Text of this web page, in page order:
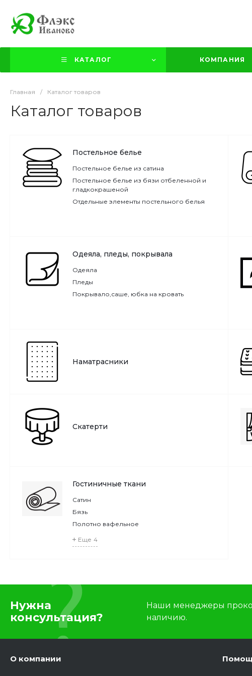
КАТАЛОГ КОМПАНИЯ
Главная / Каталог товаров
Каталог товаров
Постельное белье
Постельное белье из сатина
Постельное белье из бязи отбеленной и
гладкокрашеной
Отдельные элементы постельного белья
Одеяла, пледы, покрывала
Одеяла
Пледы
Покрывало,саше, юбка на кровать
Наматрасники
Скатерти
Гостиничные ткани
Сатин
Бязь
Полотно вафельное
Еще 4
Нужна
консультация?
Наши менеджеры
наличию.
О компании